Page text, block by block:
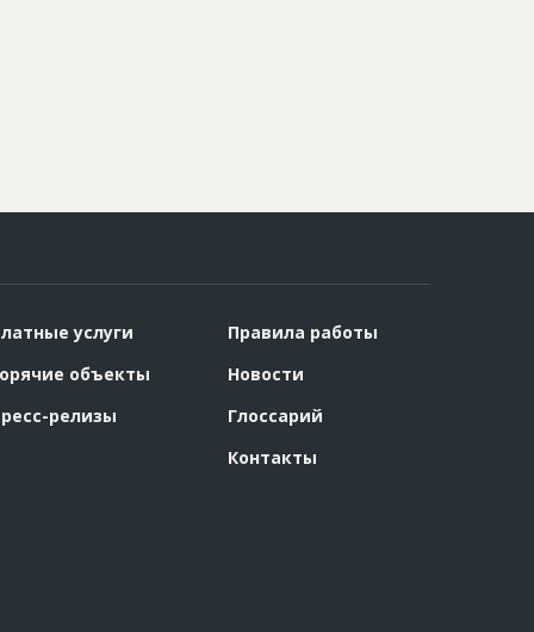
услуги
объекты
релизы
Правила работы
Новости
Глоссарий
Контакты